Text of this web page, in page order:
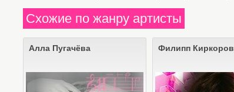
Схожие по жанру артисты
Алла Пугачёва Филипп Киркоров